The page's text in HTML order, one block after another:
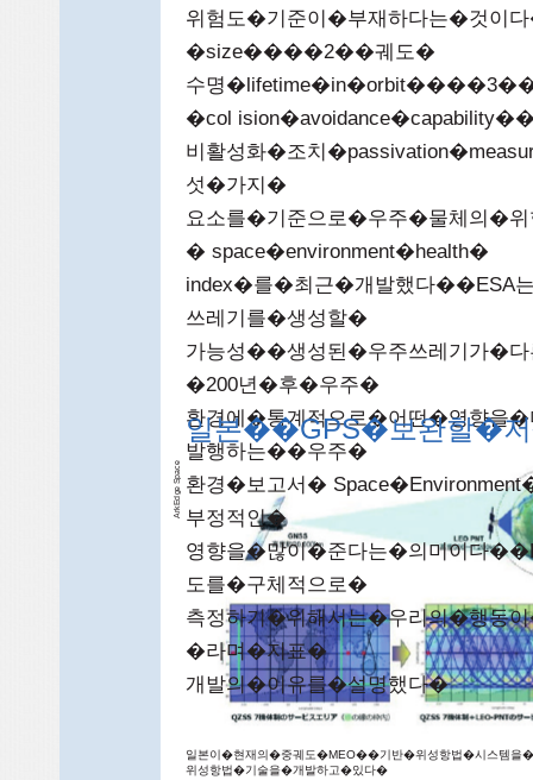
위험도�기준이�부재하다는�것
�size����2��궤도�
수명�lifetime�in�orbit����3��
�col
비활성화�조치
섯�가지�
요소를�기준으로�우주�물체의�
� space�environment�health�
index�를�최근�개발했다��ESA
쓰레기를�생성할�
가능성��생성된�우주쓰레기가�
�200년�후�우주�
환경에�통계적으로�어떤�영향
발행하는��우주�
환경�보고서�
부정적인�
영향을�많이�준다는�의미이다
도를�구체적으로�
측정하기�위해서는�우리의�행동
�라며�지표�
개발의�이유를�설명했다�
일본��GPS�보완할�저
일본이�현재의�중궤도�MEO��기반�위성항법�시스템
위성항법�기술을�개발하고�있다�
A
rk
E
d
g
e S
p
ac
e